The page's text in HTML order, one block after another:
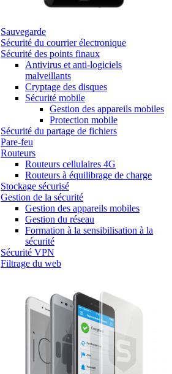
Sauvegarde
Sécurité du courrier électronique
Sécurité des points finaux
Antivirus et anti-logiciels
malveillants
Cryptage des disques
Sécurité mobile
Gestion des appareils mobiles
Protection mobile
Sécurité du partage de fichiers
Pare-feu
Routeurs
Routeurs cellulaires 4G
Routeurs à équilibrage de charge
Stockage sécurisé
Gestion de la sécurité
Gestion des appareils mobiles
Gestion du réseau
Formation à la sensibilisation à la
sécurité
Sécurité VPN
Filtrage du web